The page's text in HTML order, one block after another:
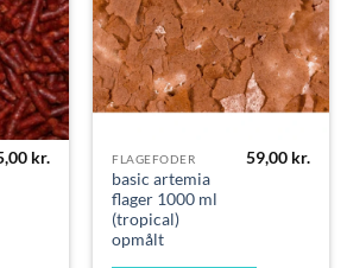
kr. FLAGEFODER
basic artemia
flager 1000 ml
(tropical)
opmålt
59,00 kr.